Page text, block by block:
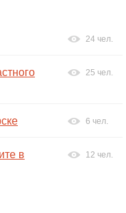
24 чел.
25 чел.
6 чел.
в
12 чел.